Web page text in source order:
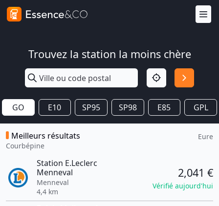
Trouvez la station la moins chère
GO E10 SP95 SP98 E85 GPL
Meilleurs résultats
Courbépine
Eure
Station E.Leclerc
Menneval
Menneval
4,4 km
2,041 €
Vérifié aujourd'hui